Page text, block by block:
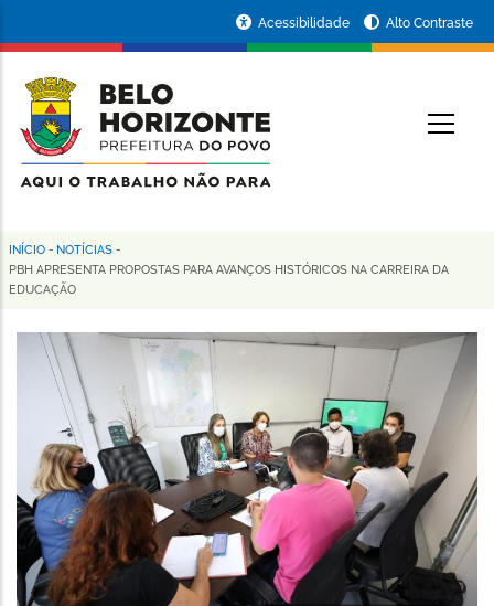
conteúdo
principal
da
Prefeitura
de
Horizonte
Acessibilidade Alto Contraste
Trilha
de
navegação
INÍCIO - NOTÍCIAS -
PBH APRESENTA PROPOSTAS PARA AVANÇOS HISTÓRICOS NA CARREIRA DA
EDUCAÇÃO